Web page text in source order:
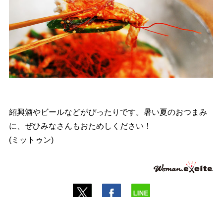
紹興酒やビールなどがぴったりです。暑い夏のおつまみ
に、ぜひみなさんもおためしください！
(ミットゥン)